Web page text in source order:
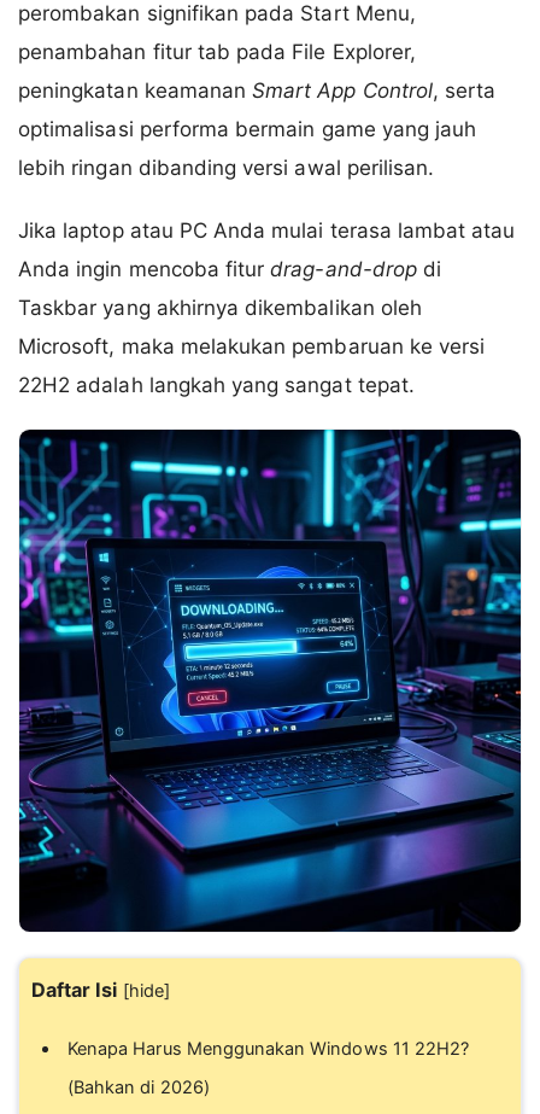
perombakan signifikan pada Start Menu,
penambahan fitur tab pada File Explorer,
peningkatan keamananSmart App Control, serta
optimalisasi performa bermain game yang jauh
lebih ringan dibanding versi awal perilisan.
Jika laptop atau PC Anda mulai terasa lambat atau
Anda ingin mencoba fiturdrag-and-dropdi
Taskbar yang akhirnya dikembalikan oleh
Microsoft, maka melakukan pembaruan ke versi
22H2 adalah langkah yang sangat tepat.
Daftar Isi [hide]
Kenapa Harus Menggunakan Windows 11 22H2?
(Bahkan di 2026)